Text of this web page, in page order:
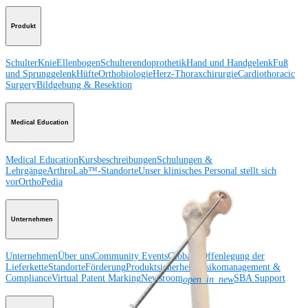
Produkt
SchulterKnieEllenbogenSchulterendoprothetikHand und HandgelenkFuß
und SprunggelenkHüfteOrthobiologieHerz-ThoraxchirurgieCardiothoracic
SurgeryBildgebung & Resektion
Medical Education
Medical EducationKursbeschreibungenSchulungen &
LehrgängeArthroLab™-StandorteUnser klinisches Personal stellt sich
vorOrthoPedia
Unternehmen
UnternehmenÜber unsCommunity EventsGlobale Offenlegung der
LieferketteStandorteFörderungProduktsicherheit
Risikomanagement &
ComplianceVirtual Patent MarkingNewsroomopen_in_newSBA Support